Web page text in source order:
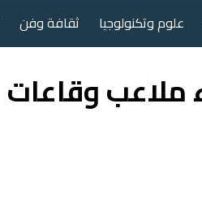
علوم وتكنولوجيا ثقافة وفن
لإنشاء ملاعب وقاعات